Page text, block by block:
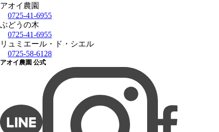
アオイ農園
0725-41-6955
ぶどうの木
0725-41-6955
リュミエール・ド・シエル
0725-58-6128
アオイ農園 公式